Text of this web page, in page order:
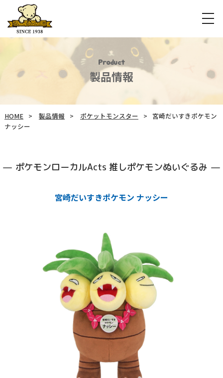
Product
製品情報
HOME 製品情報 ポケットモンスター
宮崎だいすきポケモン
ナッシー
ポケモンローカルActs 推しポケモンぬいぐるみ
宮崎だいすきポケモン ナッシー